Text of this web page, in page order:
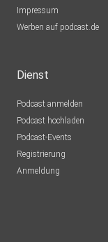
Impressum
Werben auf podcast.de
Dienst
Podcast anmelden
Podcast hochladen
Podcast-Events
Registrierung
Anmeldung